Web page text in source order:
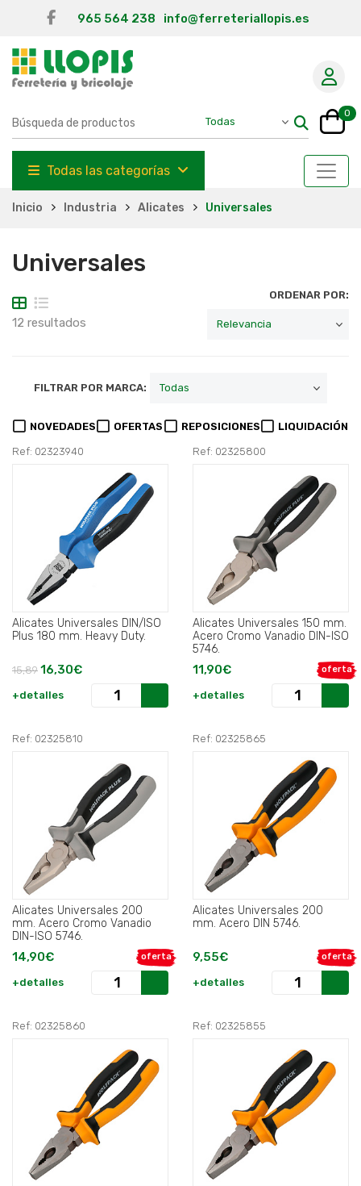
965 564 238 info@ferreteriallopis.es
0
Todas las categorías
Inicio Industria Alicates Universales
Universales
12 resultados
ORDENAR POR:
FILTRAR POR MARCA:
NOVEDADES OFERTAS REPOSICIONES LIQUIDACIÓN
Ref: 02323940
Alicates Universales DIN/ISO
Plus 180 mm. Heavy Duty.
15,89 16,30€
+detalles
Ref: 02325800
Alicates Universales 150 mm.
Acero Cromo Vanadio DIN-ISO
5746.
oferta
11,90€
+detalles
Ref: 02325810
Alicates Universales 200
mm. Acero Cromo Vanadio
DIN-ISO 5746.
oferta
14,90€
+detalles
Ref: 02325865
Alicates Universales 200
mm. Acero DIN 5746.
oferta
9,55€
+detalles
Ref: 02325860 Ref: 02325855